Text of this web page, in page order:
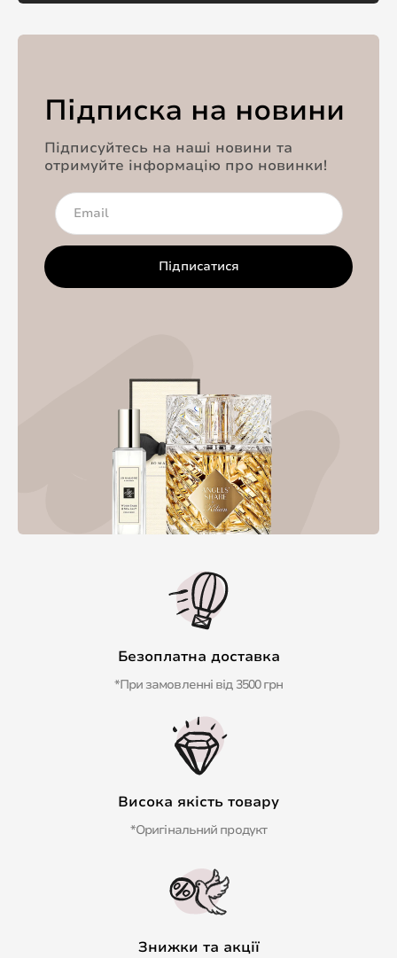
Підписка на новини
Підписуйтесь на наші новини та
отримуйте інформацію про новинки!
Підписатися
Безоплатна доставка
*При замовленні від 3500 грн
Висока якість товару
*Оригінальний продукт
Знижки та акції